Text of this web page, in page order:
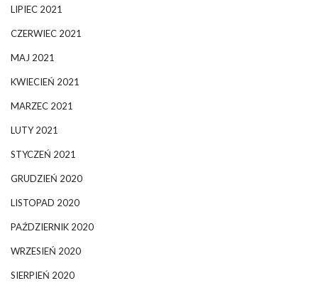
LIPIEC 2021
CZERWIEC 2021
MAJ 2021
KWIECIEŃ 2021
MARZEC 2021
LUTY 2021
STYCZEŃ 2021
GRUDZIEŃ 2020
LISTOPAD 2020
PAŹDZIERNIK 2020
WRZESIEŃ 2020
SIERPIEŃ 2020